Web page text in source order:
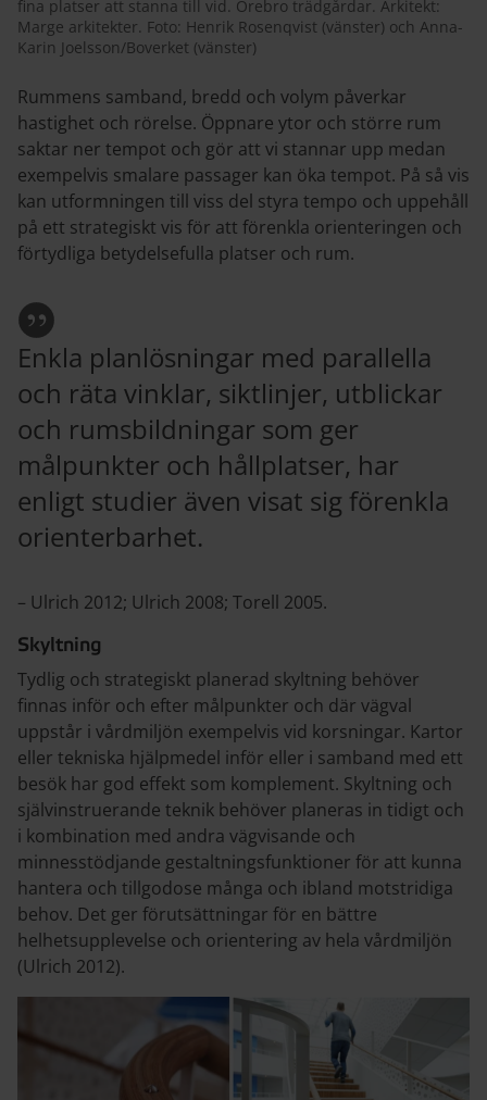
fina platser att stanna till vid. Örebro trädgårdar. Arkitekt:
Marge arkitekter. Foto: Henrik Rosenqvist (vänster) och Anna-
Karin Joelsson/Boverket (vänster)
Rummens samband, bredd och volym påverkar
hastighet och rörelse. Öppnare ytor och större rum
saktar ner tempot och gör att vi stannar upp medan
exempelvis smalare passager kan öka tempot. På så vis
kan utformningen till viss del styra tempo och uppehåll
på ett strategiskt vis för att förenkla orienteringen och
förtydliga betydelsefulla platser och rum.
Enkla planlösningar med parallella
och räta vinklar, siktlinjer, utblickar
och rumsbildningar som ger
målpunkter och hållplatser, har
enligt studier även visat sig förenkla
orienterbarhet.
– Ulrich 2012; Ulrich 2008; Torell 2005.
Skyltning
Tydlig och strategiskt planerad skyltning behöver
finnas inför och efter målpunkter och där vägval
uppstår i vårdmiljön exempelvis vid korsningar. Kartor
eller tekniska hjälpmedel inför eller i samband med ett
besök har god effekt som komplement. Skyltning och
självinstruerande teknik behöver planeras in tidigt och
i kombination med andra vägvisande och
minnesstödjande gestaltningsfunktioner för att kunna
hantera och tillgodose många och ibland motstridiga
behov. Det ger förutsättningar för en bättre
helhetsupplevelse och orientering av hela vårdmiljön
(Ulrich 2012).